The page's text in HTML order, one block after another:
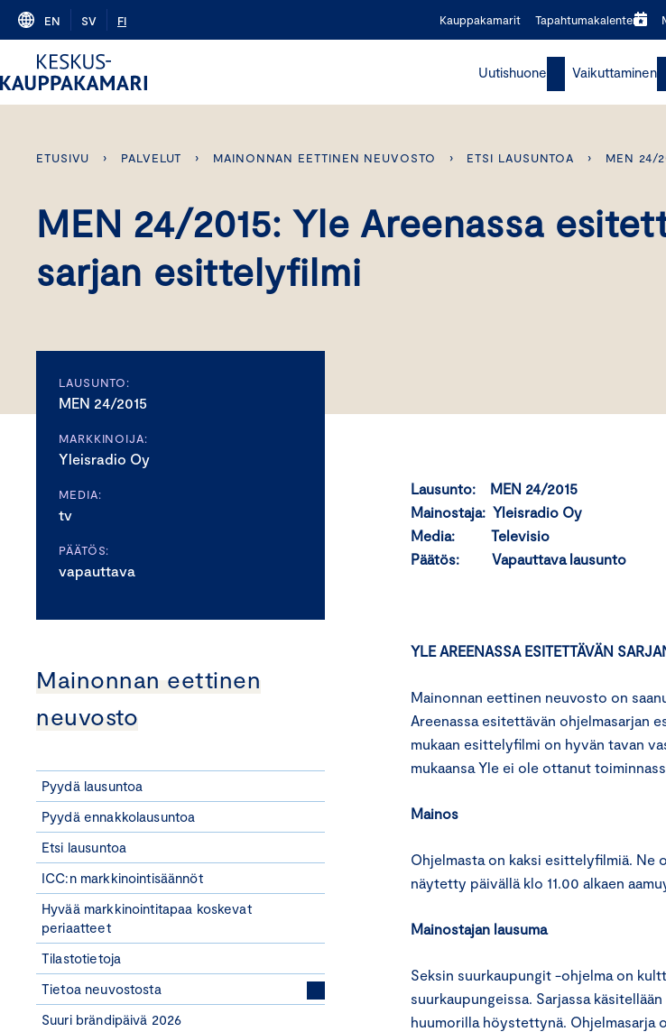
Skip
content
EN SV FI Kauppakamarit Tapahtumakalenteri
Uutishuone Vaikuttaminen
ETUSIVU › PALVELUT › MAINONNAN EETTINEN NEUVOSTO › ETSI LAUSUNTOA › MEN 24/
MEN 24/2015: Yle Areenassa
sarjan esittelyfilmi
LAUSUNTO:
MEN 24/2015
MARKKINOIJA:
Yleisradio Oy
MEDIA:
tv
PÄÄTÖS:
vapauttava
Mainonnan eettinen
neuvosto
Pyydä lausuntoa
Pyydä ennakkolausuntoa
Etsi lausuntoa
ICC:n markkinointisäännöt
Hyvää markkinointitapaa koskevat
periaatteet
Tilastotietoja
Tietoa neuvostosta
Suuri brändipäivä 2026
Lausunto: MEN 24/
Mainostaja: Yleisradio Oy
Media: Televisio
Päätös: Vapauttava lausunto
YLE AREENASSA ESITETTÄVÄN
Mainonnan eettinen neuvosto on
Areenassa esitettävän ohjelmasarjan
mukaan esittelyfilmi on hyvän tavan
mukaansa Yle ei ole ottanut
Mainos
Ohjelmasta on kaksi esittelyfilmiä. Ne
näytetty päivällä klo 11.00 alkaen
Mainostajan lausuma
Seksin suurkaupungit -ohjelma on
suurkaupungeissa. Sarjassa
huumorilla höystettynä. Ohjelmasarja